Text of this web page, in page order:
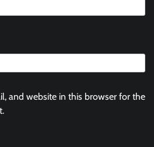
and website in this browser for the